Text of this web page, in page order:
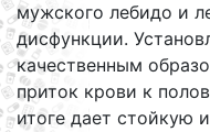
мужского лебидо и
дисфункции.
качественным
приток крови к
итоге дает стойкую